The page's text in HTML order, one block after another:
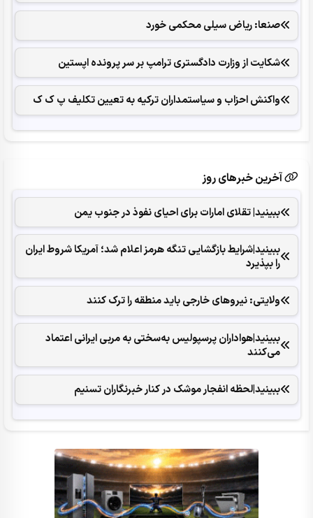
صنعا: ریاض سیلی محکمی خورد
شکایت از وزارت دادگستری ترامپ بر سر پرونده اپستین
واکنش احزاب و سیاستمداران ترکیه به تعیین تکلیف پ ک ک
آخرین خبرهای روز
ببینید| تقلای امارات برای احیای نفوذ در جنوب یمن
ببینید|شرایط بازگشایی تنگه هرمز اعلام شد؛ آمریکا شروط ایران
را بپذیرد
ولایتی: نیروهای خارجی باید منطقه را ترک کنند
ببینید|هواداران پرسپولیس به‌سختی به مربی ایرانی اعتماد
می‌کنند
ببینید|لحظه انفجار موشک‌ در کنار خبرنگاران تسنیم